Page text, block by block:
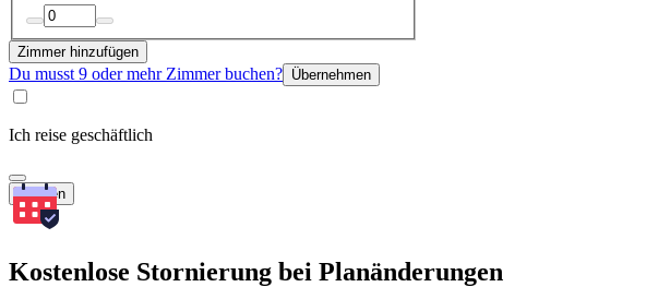
Zimmer hinzufügen
Du musst 9 oder mehr Zimmer buchen? Übernehmen
Ich reise geschäftlich
Suchen
Kostenlose Stornierung bei Planänderungen